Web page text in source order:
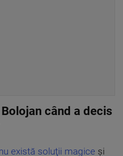
când a decis
există soluţii magice şi